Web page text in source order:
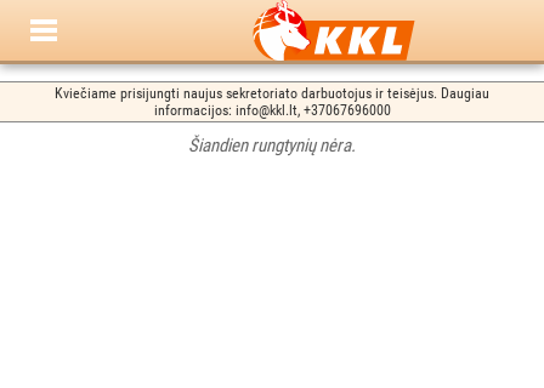
Kviečiame prisijungti naujus sekretoriato darbuotojus ir teisėjus. Daugiau
informacijos: info@kkl.lt, +37067696000
Šiandien rungtynių nėra.